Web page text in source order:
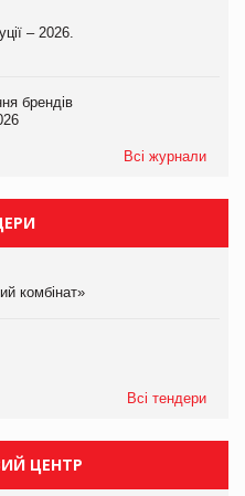
– 2026.
брендів
Всі журнали
комбінат»
Всі тендери
ЦЕНТР